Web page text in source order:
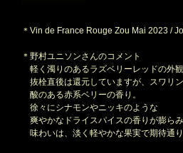
＊Vin de France Rouge Zou Mai 2023 /
＊野村ユニソンさんのコメント
軽く濁りのあるラズベリーレッドの外観
抜栓直後は還元していますが、スワリン
酸のある赤系ベリーの香り。
徐々にシナモンやニッキのような
爽やかなドライスパイスの香りが膨らみ
味わいは、淡く軽やかな果実で期待通り